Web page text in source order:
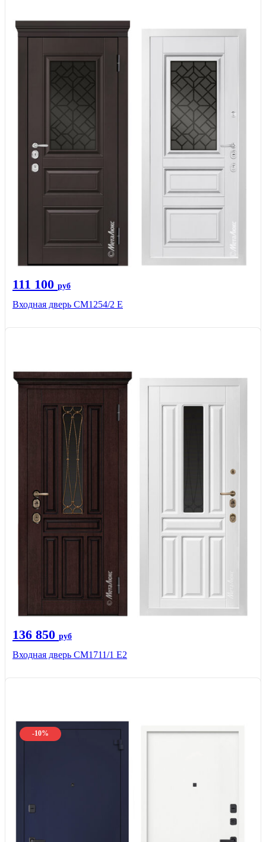
111 100 руб
Входная дверь СМ1254/2 E
136 850 руб
Входная дверь CМ1711/1 Е2
-10%